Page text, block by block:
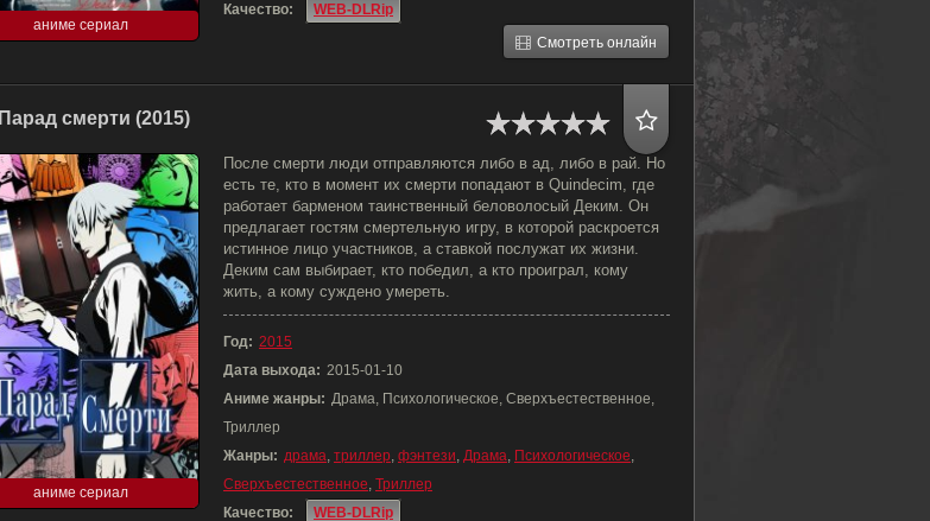
аниме сериал
Качество:
WEB-DLRip
Смотреть онлайн
Парад смерти (2015)
аниме сериал
После смерти люди отправляются либо в ад, либо в рай. Но
есть те, кто в момент их смерти попадают в Quindecim, где
работает барменом таинственный беловолосый Деким. Он
предлагает гостям смертельную игру, в которой раскроется
истинное лицо участников, а ставкой послужат их жизни.
Деким сам выбирает, кто победил, а кто проиграл, кому
жить, а кому суждено умереть.
Год: 2015
Дата выхода: 2015-01-10
Аниме жанры: Драма, Психологическое, Сверхъестественное,
Триллер
Жанры: драма, триллер, фэнтези, Драма, Психологическое,
Сверхъестественное, Триллер
Качество:
WEB-DLRip